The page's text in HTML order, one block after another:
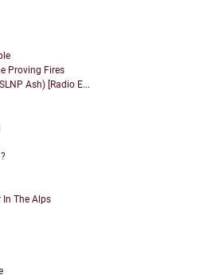
Proving Fires
Ash) [Radio E...
In The Alps